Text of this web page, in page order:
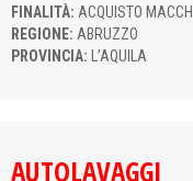
FINALITÀ: ACQUISTO
REGIONE: ABRUZZO
PROVINCIA:
L’AQUILA
AUTOLAVAGGI